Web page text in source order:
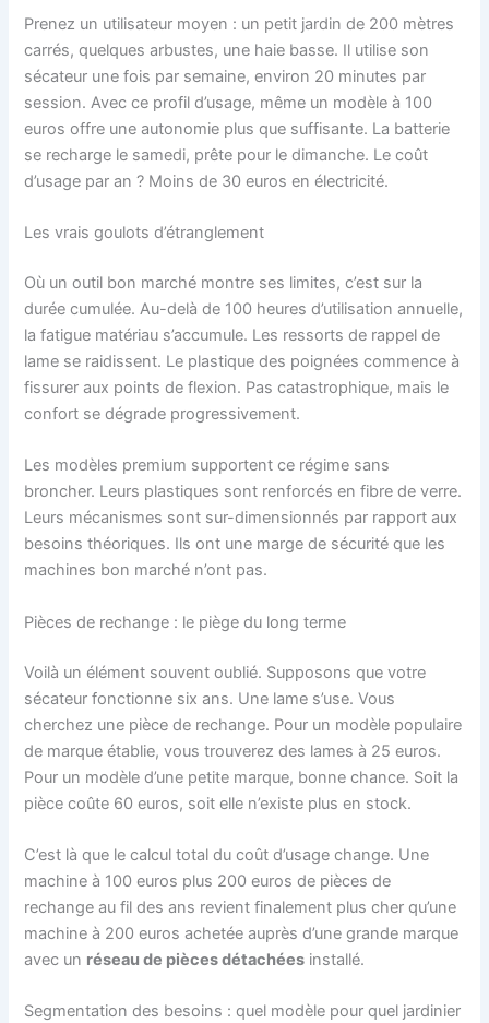
Prenez un utilisateur moyen : un petit jardin de 200 mètres
carrés, quelques arbustes, une haie basse. Il utilise son
sécateur une fois par semaine, environ 20 minutes par
session. Avec ce profil d’usage, même un modèle à 100
euros offre une autonomie plus que suffisante. La batterie
se recharge le samedi, prête pour le dimanche. Le coût
d’usage par an ? Moins de 30 euros en électricité.
Les vrais goulots d’étranglement
Où un outil bon marché montre ses limites, c’est sur la
durée cumulée. Au-delà de 100 heures d’utilisation annuelle,
la fatigue matériau s’accumule. Les ressorts de rappel de
lame se raidissent. Le plastique des poignées commence à
fissurer aux points de flexion. Pas catastrophique, mais le
confort se dégrade progressivement.
Les modèles premium supportent ce régime sans
broncher. Leurs plastiques sont renforcés en fibre de verre.
Leurs mécanismes sont sur-dimensionnés par rapport aux
besoins théoriques. Ils ont une marge de sécurité que les
machines bon marché n’ont pas.
Pièces de rechange : le piège du long terme
Voilà un élément souvent oublié. Supposons que votre
sécateur fonctionne six ans. Une lame s’use. Vous
cherchez une pièce de rechange. Pour un modèle populaire
de marque établie, vous trouverez des lames à 25 euros.
Pour un modèle d’une petite marque, bonne chance. Soit la
pièce coûte 60 euros, soit elle n’existe plus en stock.
C’est là que le calcul total du coût d’usage change. Une
machine à 100 euros plus 200 euros de pièces de
rechange au fil des ans revient finalement plus cher qu’une
machine à 200 euros achetée auprès d’une grande marque
avec un réseau de pièces détachées installé.
Segmentation des besoins : quel modèle pour quel jardinier